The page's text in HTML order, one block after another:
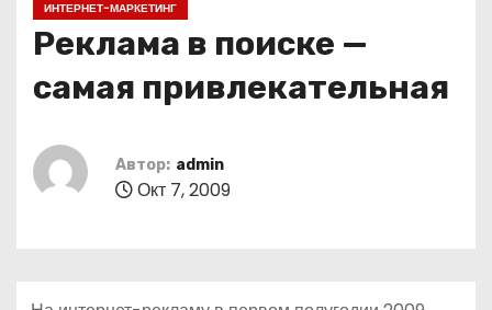
ИНТЕРНЕТ-МАРКЕТИНГ
Реклама в поиске —
самая привлекательная
Автор: admin
Окт 7, 2009